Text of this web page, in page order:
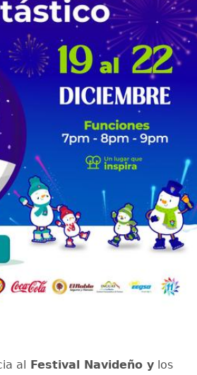
al Festival Navideño y los